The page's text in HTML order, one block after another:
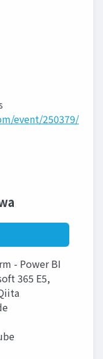
event/250379/
- Power BI
365 E5,